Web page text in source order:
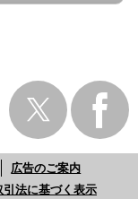
広告のご案内
引法に基づく表示